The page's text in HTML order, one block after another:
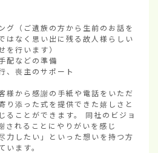
（ご遺族の方から生前のお話を
はなく思い出に残る故人様らしい
を行います）
配などの準備
、喪主のサポート
様から感謝の手紙や電話をいただ
り添った式を提供できた嬉しさと
ることができます。 同社のビジョ
されることにやりがいを感じ
力したい」といった想いを持つ方
います。